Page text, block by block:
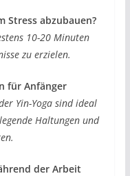
Stress abzubauen?
10-20 Minuten
zu erzielen.
für Anfänger
Yin-Yoga sind ideal
Haltungen und
der Arbeit